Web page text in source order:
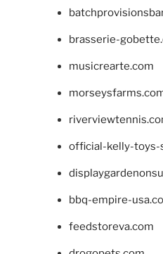
brasserie-
musicrearte.com
official-kelly-toys-
bbq-empire-
feedstoreva.com